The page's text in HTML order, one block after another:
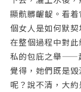
顯骯髒齷齪。看
個女人是如何默
在整個過程中對
私的包庇之舉——
覺得，她們既是
呢？說不清，大